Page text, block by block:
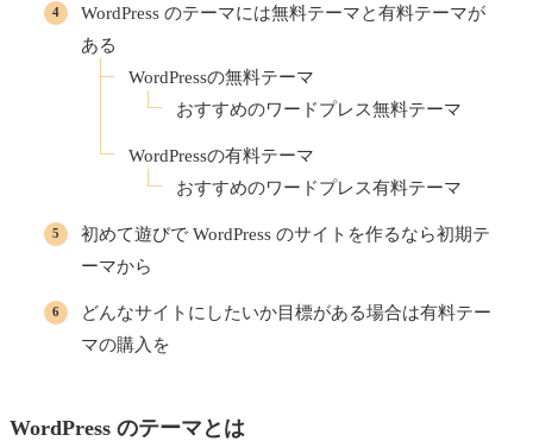
WordPress のテーマには無料テーマと有料テーマが
ある
WordPressの無料テーマ
おすすめのワードプレス無料テーマ
WordPressの有料テーマ
おすすめのワードプレス有料テーマ
初めて遊びで WordPress のサイトを作るなら初期テ
ーマから
どんなサイトにしたいか目標がある場合は有料テー
マの購入を
WordPress のテーマとは